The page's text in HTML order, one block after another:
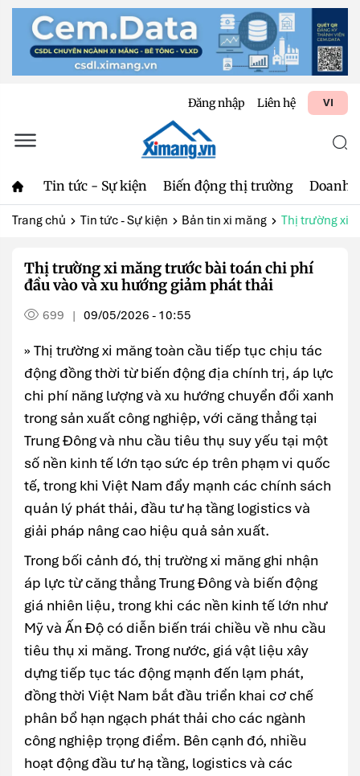
Đăng nhập Liên hệ VI
Tin tức - Sự kiện Biến động thị trường Doanh
Trang chủ Tin tức - Sự kiện Bản tin xi măng Thị trường xi
Thị trường xi măng trước bài toán chi phí
đầu vào và xu hướng giảm phát thải
699 | 09/05/2026 - 10:55
» Thị trường xi măng toàn cầu tiếp tục chịu tác
động đồng thời từ biến động địa chính trị, áp lực
chi phí năng lượng và xu hướng chuyển đổi xanh
trong sản xuất công nghiệp, với căng thẳng tại
Trung Đông và nhu cầu tiêu thụ suy yếu tại một
số nền kinh tế lớn tạo sức ép trên phạm vi quốc
tế, trong khi Việt Nam đẩy mạnh các chính sách
quản lý phát thải, đầu tư hạ tầng logistics và
giải pháp nâng cao hiệu quả sản xuất.
Trong bối cảnh đó, thị trường xi măng ghi nhận
áp lực từ căng thẳng Trung Đông và biến động
giá nhiên liệu, trong khi các nền kinh tế lớn như
Mỹ và Ấn Độ có diễn biến trái chiều về nhu cầu
tiêu thụ xi măng. Trong nước, giá vật liệu xây
dựng tiếp tục tác động mạnh đến lạm phát,
đồng thời Việt Nam bắt đầu triển khai cơ chế
phân bổ hạn ngạch phát thải cho các ngành
công nghiệp trọng điểm. Bên cạnh đó, nhiều
hoạt động đầu tư hạ tầng, logistics và các